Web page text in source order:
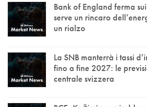
Bank of England ferma
serve un rincaro
un rialzo
La SNB manterrà i tassi
fino a fine 2027: le
centrale svizzera